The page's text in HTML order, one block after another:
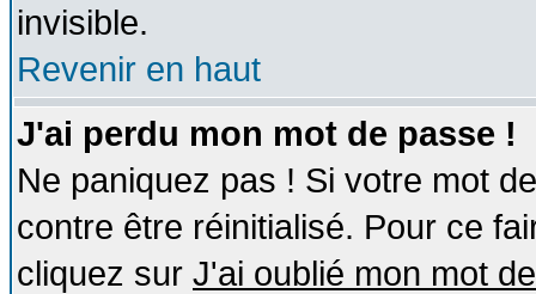
invisible.
Revenir en haut
J'ai perdu mon mot de passe !
Ne paniquez pas ! Si votre mot
contre être réinitialisé. Pour ce
cliquez sur J'ai oublié mon mot